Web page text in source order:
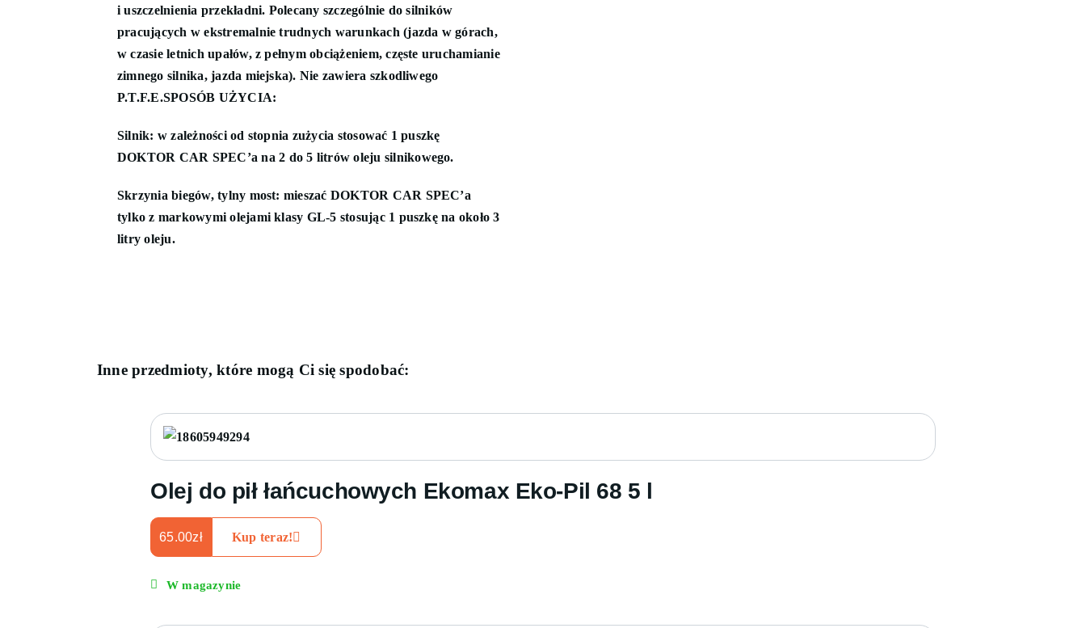
i uszczelnienia przekładni. Polecany szczególnie do silników
pracujących w ekstremalnie trudnych warunkach (jazda w górach,
w czasie letnich upałów, z pełnym obciążeniem, częste uruchamianie
zimnego silnika, jazda miejska). Nie zawiera szkodliwego
P.T.F.E.SPOSÓB UŻYCIA:
Silnik: w zależności od stopnia zużycia stosować 1 puszkę
DOKTOR CAR SPEC’a na 2 do 5 litrów oleju silnikowego.
Skrzynia biegów, tylny most: mieszać DOKTOR CAR SPEC’a
tylko z markowymi olejami klasy GL-5 stosując 1 puszkę na około 3
litry oleju.
Inne przedmioty, które mogą Ci się spodobać:
Olej do pił łańcuchowych Ekomax Eko-Pil 68 5 l
65.00zł Kup teraz!
W magazynie